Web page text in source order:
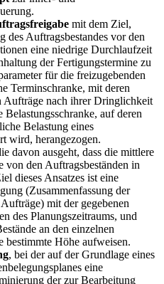
mit dem Ziel,
des Auftragsbestandes vor den
eine niedrige Durchlaufzeit
der Fertigungstermine zu
für die freizugebenden
Terminschranke, mit deren
Aufträge nach ihrer Dringlichkeit
Belastungsschranke, auf deren
Belastung eines
wird, herangezogen.
davon ausgeht, dass die mittlere
den Auftragsbeständen in
dieses Ansatzes ist eine
(Zusammenfassung der
mit der gegebenen
des Planungszeitraums, und
an den einzelnen
bestimmte Höhe aufweisen.
, bei der auf der Grundlage eines
eine
der zur Bearbeitung